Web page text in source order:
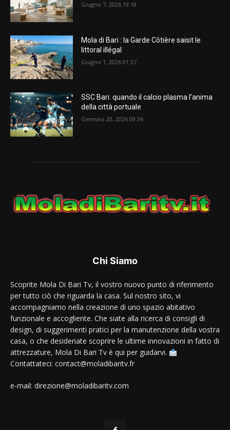
Giugno 7, 2026 19:18
Mola di Bari : la Garde Côtière saisit le
littoral illégal
Giugno 1, 2026 01:37
SSC Bari: quando il calcio plasma l’anima
della città portuale
Gennaio 20, 2026 09:36
Chi Siamo
Scoprite Mola Di Bari Tv, il vostro nuovo punto di riferimento
per tutto ciò che riguarda la casa. Sul nostro sito, vi
accompagniamo nella creazione di uno spazio abitativo
funzionale e accogliente. Che siate alla ricerca di consigli di
design, di suggerimenti pratici per la manutenzione della vostra
casa, o che desideriate scoprire le ultime innovazioni in fatto di
attrezzature, Mola Di Bari Tv è qui per guidarvi.
Contattateci: contact@moladibaritv.fr
e-mail: direzione@moladibaritv.com